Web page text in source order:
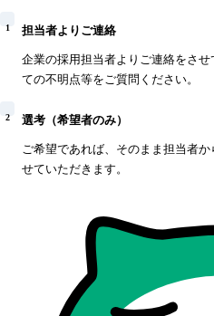
1 担当者よりご連絡
企業の採用担当者よりご連絡をさ
ての不明点等をご質問ください。
2 選考（希望者のみ）
ご希望であれば、そのまま担当者
せていただきます。